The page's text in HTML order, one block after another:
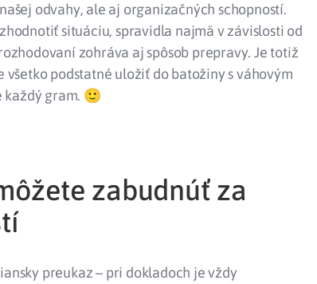
odvahy, ale aj organizačných schopností.
situáciu, spravidla najmä v závislosti od
zohráva aj spôsob prepravy. Je totiž
podstatné uložiť do batožiny s váhovým
každý gram. 🙂
zabudnúť za
preukaz – pri dokladoch je vždy